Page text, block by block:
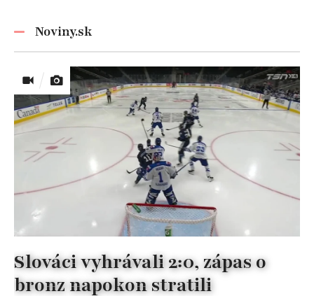
Noviny.sk
Slováci vyhrávali 2:0, zápas o
bronz napokon stratili